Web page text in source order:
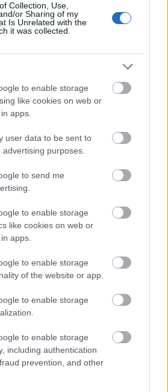
Collection, Use,
or Sharing of my
Is Unrelated with the
it was collected.
to enable storage
like cookies on web or
apps.
user data to be sent to
purposes.
to send me
to enable storage
like cookies on web or
apps.
to enable storage
of the website or app.
to enable storage
to enable storage
including authentication
prevention, and other
16-szor volt komolyabb
orosz fűtési rendszerben a
A problémák már évtizedek
korábban elfogadható
hárítani őket, most viszont
miatt ez sokkal
ami mélyen fagypont
meglehetősen
fagyasztási
stratégia már 2021-től az
az európai gázárat, majd
zárják a gázt, és arra
Európa ezt semmilyen